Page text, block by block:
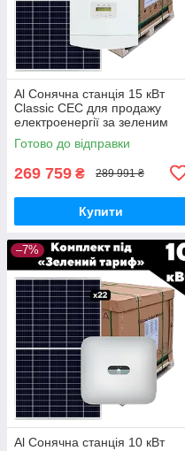
Al Сонячна станція 15 кВт
Сlassic СЕС для продажу
електроенергії за зеленим
тарифом та зменшення
споживання
Готово до відправки
269 759 ₴ 289 991 ₴
Купити
–7%
Al Сонячна станція 10 кВт